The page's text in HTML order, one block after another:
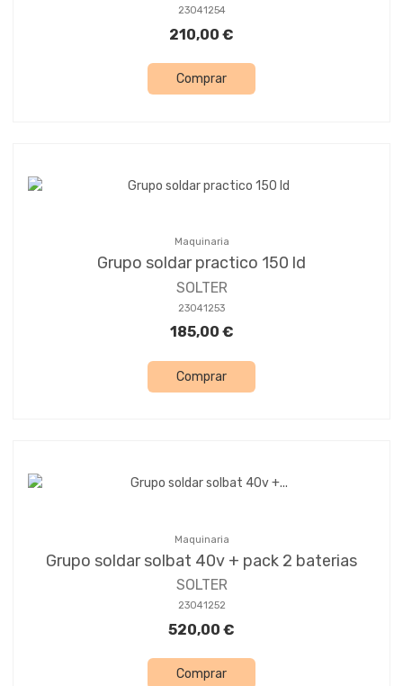
23041254
210,00 €
Comprar
Maquinaria
Grupo soldar practico 150 ld
SOLTER
23041253
185,00 €
Comprar
Maquinaria
Grupo soldar solbat 40v + pack 2 baterias
SOLTER
23041252
520,00 €
Comprar